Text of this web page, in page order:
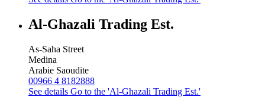
Al-Ghazali Trading Est.
As-Saha Street
Medina
Arabie Saoudite
00966 4 8182888
See details Go to the 'Al-Ghazali Trading Est.'